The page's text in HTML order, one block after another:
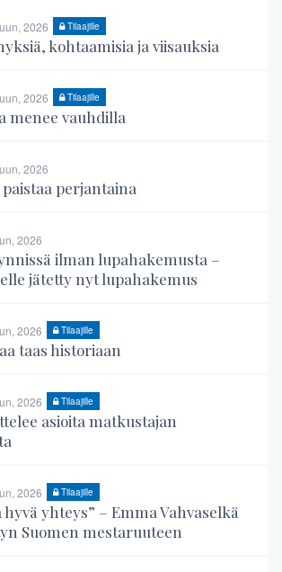
2026 Tilaajille
kohtaamisia ja viisauksia
2026 Tilaajille
menee vauhdilla
2026
perjantaina
2026
ilman lupahakemusta –
jätetty nyt lupahakemus
2026 Tilaajille
taas historiaan
2026 Tilaajille
asioita matkustajan
2026 Tilaajille
hyvä yhteys” – Emma Vahvaselkä
Suomen mestaruuteen